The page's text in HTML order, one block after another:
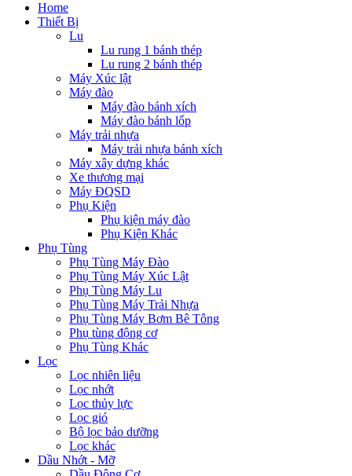
Home
Thiết Bị
Lu
Lu rung 1 bánh thép
Lu rung 2 bánh thép
Máy Xúc lật
Máy đào
Máy đào bánh xích
Máy đào bánh lốp
Máy trải nhựa
Máy trải nhựa bánh xích
Máy xây dựng khác
Xe thương mại
Máy ĐQSD
Phụ Kiện
Phụ kiện máy đào
Phụ Kiện Khác
Phụ Tùng
Phụ Tùng Máy Đào
Phụ Tùng Máy Xúc Lật
Phụ Tùng Máy Lu
Phụ Tùng Máy Trải Nhựa
Phụ Tùng Máy Bơm Bê Tông
Phụ tùng động cơ
Phụ Tùng Khác
Lọc
Lọc nhiên liệu
Lọc nhớt
Lọc thủy lực
Lọc gió
Bộ lọc bảo dưỡng
Lọc khác
Dầu Nhớt - Mỡ